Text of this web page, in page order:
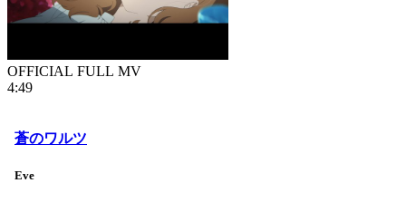
OFFICIAL FULL MV
4:49
蒼のワルツ
Eve